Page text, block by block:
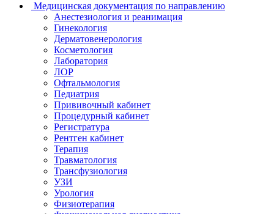
Медицинская документация по направлению
Анестезиология и реанимация
Гинекология
Дерматовенерология
Косметология
Лаборатория
ЛОР
Офтальмология
Педиатрия
Прививочный кабинет
Процедурный кабинет
Регистратура
Рентген кабинет
Терапия
Травматология
Трансфузиология
УЗИ
Урология
Физиотерапия